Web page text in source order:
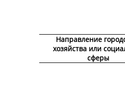
Направление
хозяйства или
сферы